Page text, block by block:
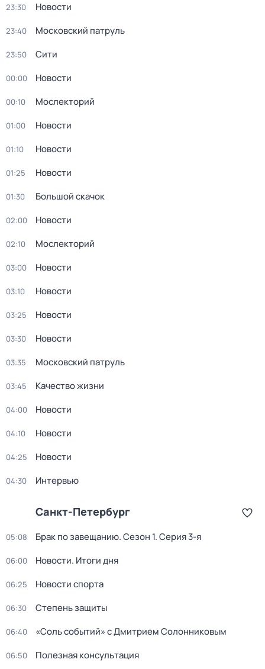
23:30 Новости
23:40 Московский патруль
23:50 Сити
00:00 Новости
00:10 Мослекторий
01:00 Новости
01:10 Новости
01:25 Новости
01:30 Большой скачок
02:00 Новости
02:10 Мослекторий
03:00 Новости
03:10 Новости
03:25 Новости
03:30 Новости
03:35 Московский патруль
03:45 Качество жизни
04:00 Новости
04:10 Новости
04:25 Новости
04:30 Интервью
Санкт-Петербург
05:08 Брак по завещанию. Сезон 1. Серия 3-я
06:00 Новости. Итоги дня
06:25 Новости спорта
06:30 Степень защиты
06:40 «Соль событий» с Дмитрием Солонниковым
06:50 Полезная консультация